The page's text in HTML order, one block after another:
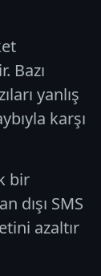
Bazı
yanlış
karşı
bir
dışı SMS
azaltır